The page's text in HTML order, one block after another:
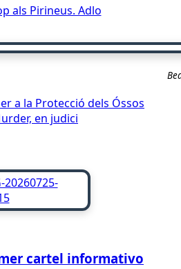
als Pirineus. Adlo
a la Protecció dels Óssos
en judici
cartel informativo